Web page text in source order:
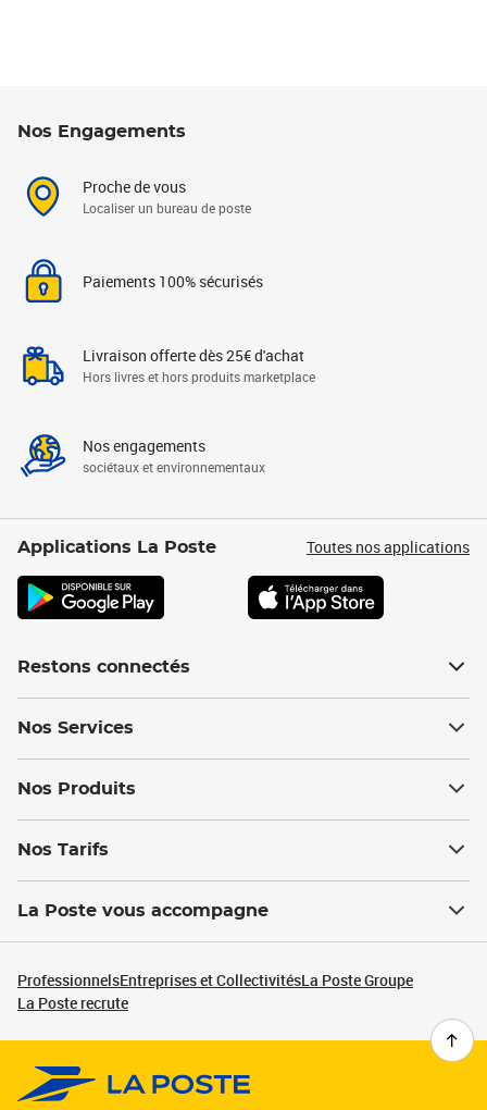
Nos Engagements
Proche de vous
Localiser un bureau de poste
Paiements 100% sécurisés
Livraison offerte dès 25€ d'achat
Hors livres et hors produits marketplace
Nos engagements
sociétaux et environnementaux
Applications La Poste Toutes nos applications
Restons connectés
Nos Services
Nos Produits
Nos Tarifs
La Poste vous accompagne
ProfessionnelsEntreprises et CollectivitésLa Poste Groupe
La Poste recrute